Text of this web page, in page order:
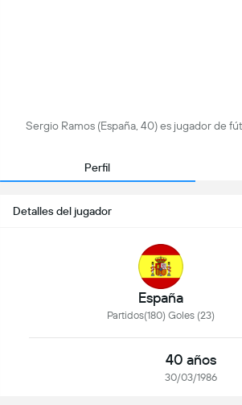
Sergio Ramos (España, 40) es jugador de
Perfil
Detalles del jugador
España
Partidos(180) Goles (23)
40 años
30/03/1986